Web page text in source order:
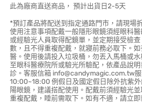
此為廠商直送商品， 預計出貨日2-5天
*預訂產品將配送到指定通路門市，請現場
使用注意事項配戴一般隱形眼鏡須經眼科醫
或經驗光人員取得配鏡單，並定期接受檢
數，且不得重複配戴，就寢前務必取下。
醫。使用後請投入垃圾桶，勿丟入馬桶或
至眼科醫療院所或驗光所驗配，依產品說
診。客服信箱 info@candymagic.com.tw
10:00~18:00 例假日及國定假日除外抗紫
陽眼鏡，建議搭配使用。配戴前須經驗光
重複配戴，睡前需取下。如有不適，請立即